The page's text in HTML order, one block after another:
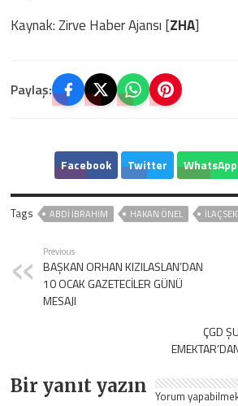
Kaynak: Zirve Haber Ajansı [ZHA]
Paylaş:
Facebook Twitter WhatsApp
Tags ABDI İBRAHIM HAKAN ÖNEL İLAÇ
Previous
BAŞKAN ORHAN KIZILASLAN’DAN
10 OCAK GAZETECİLER GÜNÜ
MESAJI
ÇGD
Bir yanıt yazın Yorum